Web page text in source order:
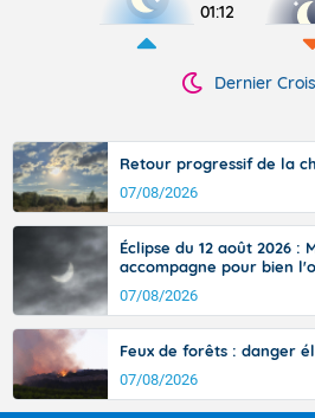
01:12
Dernier
Retour progressif de la
07/08/2026
Éclipse du 12 août 2026 :
accompagne pour bien
07/08/2026
Feux de forêts : danger
07/08/2026